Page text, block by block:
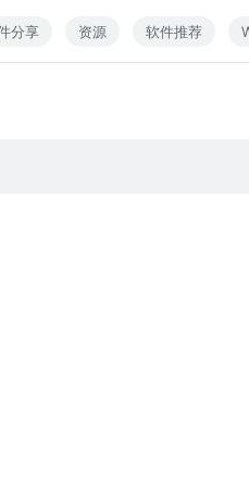
分享 资源 软件推荐